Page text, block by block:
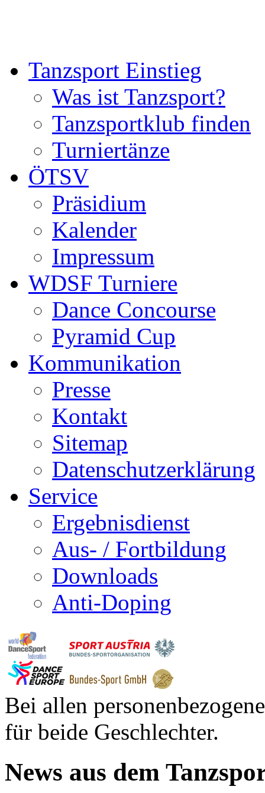
Tanzsport Einstieg
Was ist Tanzsport?
Tanzsportklub finden
Turniertänze
ÖTSV
Präsidium
Kalender
Impressum
WDSF Turniere
Dance Concourse
Pyramid Cup
Kommunikation
Presse
Kontakt
Sitemap
Datenschutzerklärung
Service
Ergebnisdienst
Aus- / Fortbildung
Downloads
Anti-Doping
Bei allen
für beide Geschlechter.
News aus dem